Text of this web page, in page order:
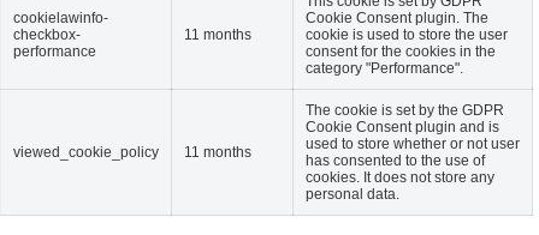
cookielawinfo-
checkbox-
performance
11 months
Cookie Consent plugin. The
cookie is used to store the user
consent for the cookies in the
category "Performance".
viewed_cookie_policy 11 months
The cookie is set by the GDPR
Cookie Consent plugin and is
used to store whether or not user
has consented to the use of
cookies. It does not store any
personal data.